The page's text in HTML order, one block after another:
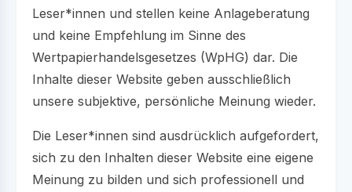
Leser*innen und stellen keine Anlageberatung
und keine Empfehlung im Sinne des
Wertpapierhandelsgesetzes (WpHG) dar. Die
Inhalte dieser Website geben ausschließlich
unsere subjektive, persönliche Meinung wieder.
Die Leser*innen sind ausdrücklich aufgefordert,
sich zu den Inhalten dieser Website eine eigene
Meinung zu bilden und sich professionell und